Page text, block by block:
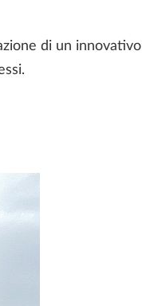
di un innovativo